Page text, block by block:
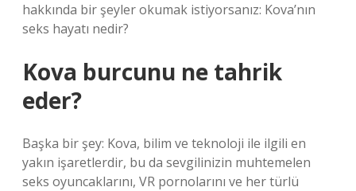
hakkında bir şeyler okumak istiyorsanız: Kova’nın
seks hayatı nedir?
Kova burcunu ne tahrik
eder?
Başka bir şey: Kova, bilim ve teknoloji ile ilgili en
yakın işaretlerdir, bu da sevgilinizin muhtemelen
seks oyuncaklarını, VR pornolarını ve her türlü